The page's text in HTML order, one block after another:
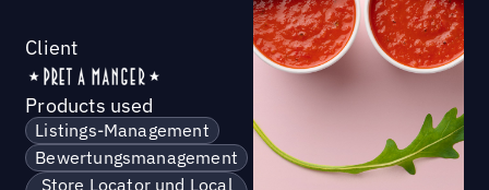
Client
Products used
Listings-Management
Bewertungsmanagement
Store Locator und Local